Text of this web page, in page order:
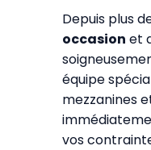
Depuis plus
occasion et
équipe
mezzanines
vos